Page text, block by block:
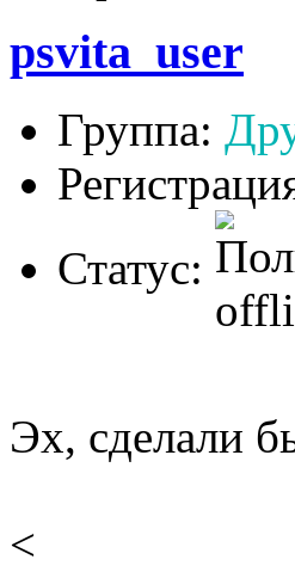
psvita_user
Группа:
Статус:
Эх, сделали
<